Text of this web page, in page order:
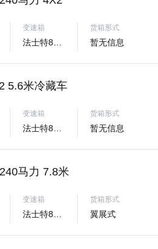
变速箱 货箱形式
暂无信息
5.6米冷藏车
变速箱 货箱形式
暂无信息
马力 7.8米
变速箱 货箱形式
翼展式